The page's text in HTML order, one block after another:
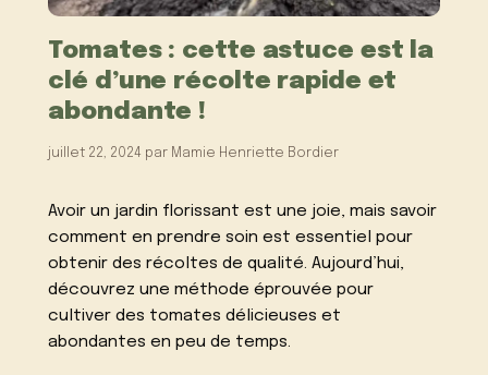
Tomates : cette astuce est la
clé d’une récolte rapide et
abondante !
juillet 22, 2024 par Mamie Henriette Bordier
Avoir un jardin florissant est une joie, mais savoir
comment en prendre soin est essentiel pour
obtenir des récoltes de qualité. Aujourd’hui,
découvrez une méthode éprouvée pour
cultiver des tomates délicieuses et
abondantes en peu de temps.